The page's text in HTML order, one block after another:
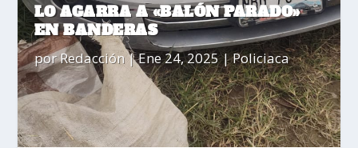
LO AGARRA A «BALÓN PARADO»
EN BANDERAS
porRedacción|Ene 24, 2025|Policiaca